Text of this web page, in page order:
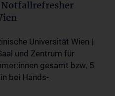
Universität Wien |
und Zentrum für
gesamt bzw. 5
bei Hands-